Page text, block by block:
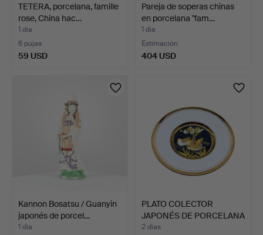
TETERA, porcelana, famille
rose, China hac…
1 día
6 pujas
59 USD
Pareja de soperas chinas
en porcelana "fam…
1 día
Estimación
404 USD
Kannon Bosatsu / Guanyin
japonés de porcel…
1 día
PLATO COLECTOR
JAPONÉS DE PORCELANA
CON GR…
2 días